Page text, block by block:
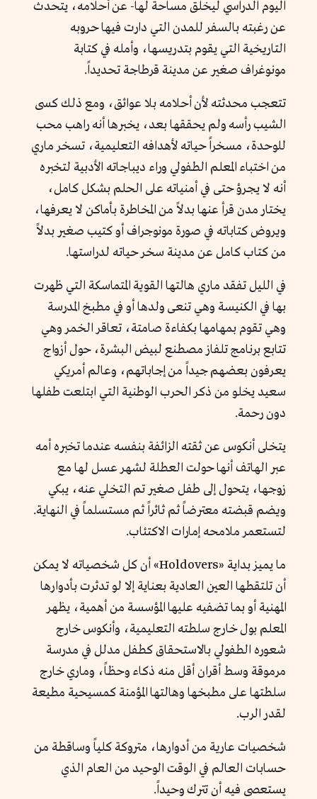
اليوم الدراسي ليخلق مساحة لها- عن أحلامه، يتحدث
عن رغبته بالسفر للمدن التي دارت فيها حروبه
التاريخية التي يقوم بتدريسها، وأمله في كتابة
مونوغراف صغير عن مدينة قرطاجة تحديداً.
تتعجب محدثته لأن أحلامه بلا عوائق، ومع ذلك كسى
الشيب رأسه ولم يحققها بعد، يخبرها أنه راهب محب
للوحدة، مسخراً حياته لأهدافه التعليمية، تسخر ماري
من اختباء المعلم الطفولي وراء ديباجاته الأدبية لتخبره
أنه لا يجرؤ حتى في أمنياته على الحلم بشكل كامل،
يختار مدن قرأ عنها بدلاً من المخاطرة بأماكن لا يعرفها،
ويروض كتاباته في صورة مونوجراف أو كتيب صغير بدلاً
من كتاب كامل عن مدينة سخر حياته لدراستها.
في الليل تفقد ماري هالتها القوية المتماسكة التي ظهرت
بها في الكنيسة وهي تنعى ولدها أو في مطبخ المدرسة
وهي تقوم بمهامها بكفاءة صامتة، تعاقر الخمر وهي
تتابع برنامج تلفاز مصطنع لبيض البشرة، حول أزواج
يعرفون بعضهم جيداً من إجاباتهم، وعالم أمريكي
سعيد يخلو من ذكر الحرب الوطنية التي ابتلعت طفلها
دون رحمة.
يتخلى أنكوس عن ثقته الزائفة بنفسه عندما تخبره أمه
عبر الهاتف أنها حولت العطلة لشهر عسل لها مع
زوجها، يتحول إلى طفل صغير تم التخلي عنه، يبكي
ويضم قبضته معترضاً ثم ثائراً ثم مستسلماً في النهاية.
لتستعمر ملامحه إمارات الاكتئاب.
ما يميز بداية «Holdovers» أن كل شخصياته لا يمكن
أن تلتقطها العين العادية بعناية إلا لو تدثرت بأدوارها
المهنية أو بما تضفيه عليها المؤسسة من أهمية، يظهر
المعلم بول خارج سلطته التعليمية، وأنكوس خارج
شعوره الطفولي بالاستحقاق كطفل مدلل في مدرسة
مرموقة وسط أقران أقل منه ذكاء وحظاً، وماري خارج
سلطتها على مطبخها وهالتها المؤمنة كمسيحية مطيعة
لقدر الرب.
شخصيات عارية من أدوارها، متروكة كلياً وساقطة من
حسابات العالم في الوقت الوحيد من العام الذي
يستعصى فيه أن تترك وحيداً.